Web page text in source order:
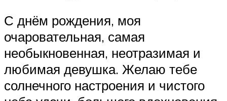
С днём рождения, моя
очаровательная, самая
необыкновенная, неотразимая и
любимая девушка. Желаю тебе
солнечного настроения и чистого